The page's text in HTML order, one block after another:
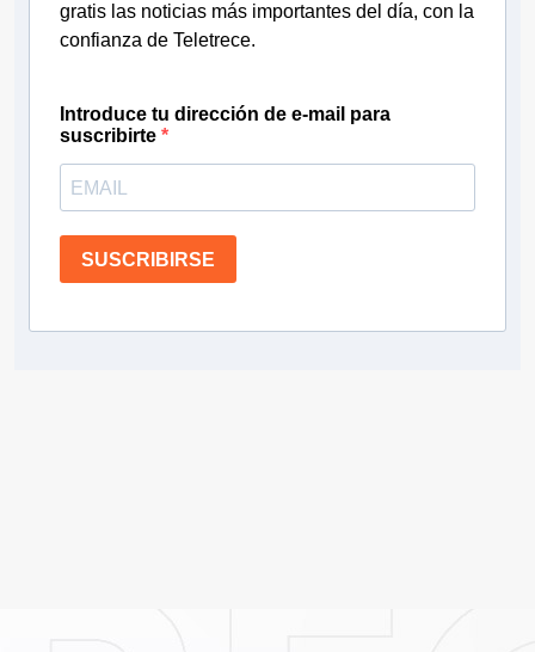
gratis las noticias más importantes del día, con la
confianza de Teletrece.
Introduce tu dirección de e-mail para
suscribirte
SUSCRIBIRSE